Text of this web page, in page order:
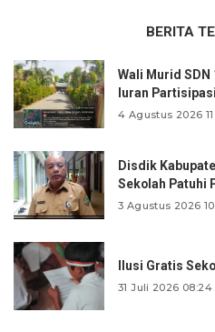
BERITA
Wali Murid SDN
Iuran
4 Agustus 2026
Disdik
Sekolah Patuhi
3 Agustus 2026
Ilusi Gratis
31 Juli 2026 08:24